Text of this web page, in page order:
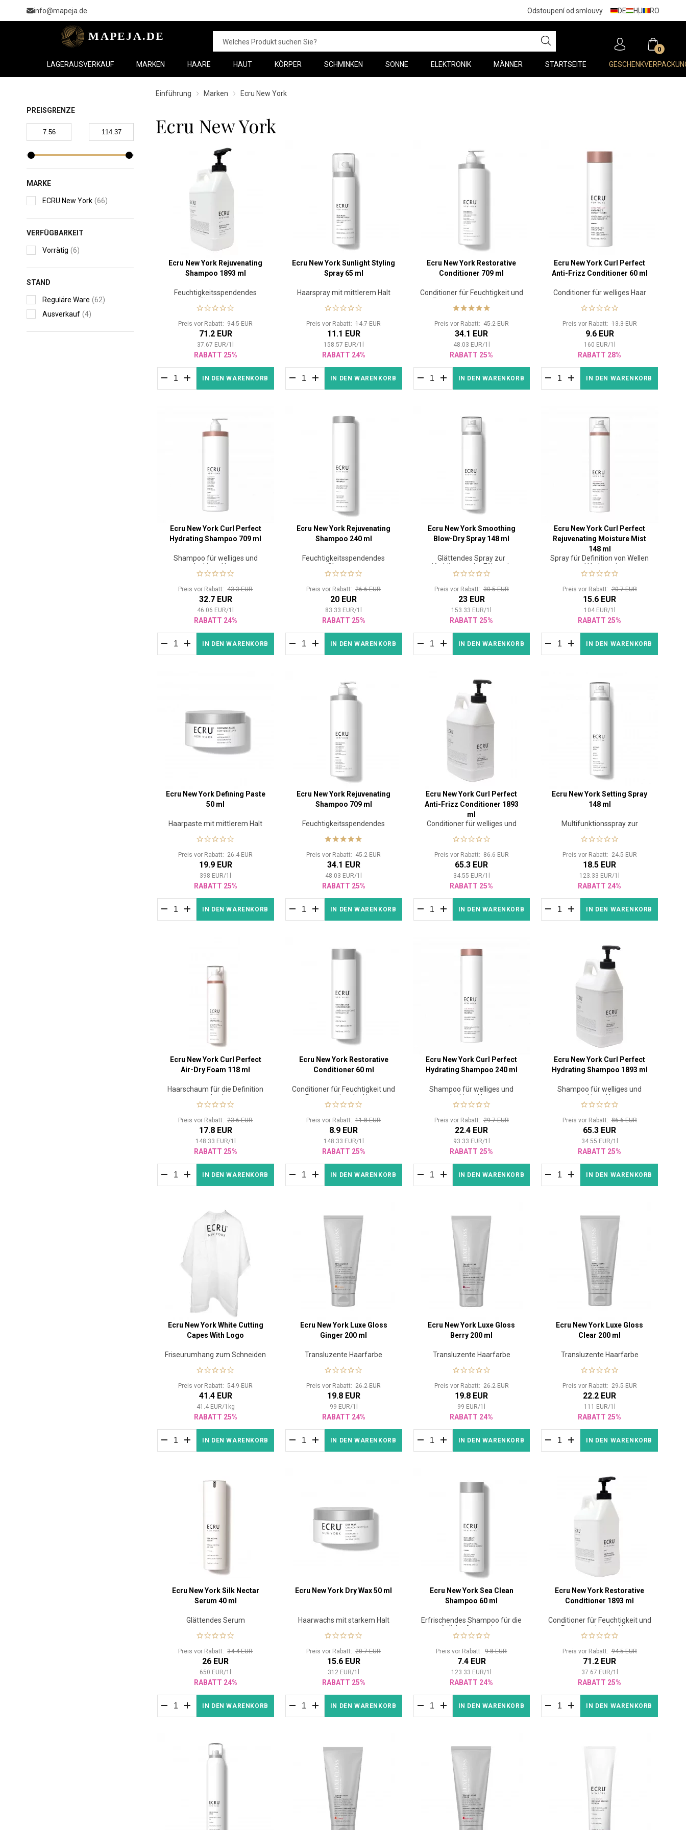
info@mapeja.de Odstoupení od smlouvy DE HU RO
0
LAGERAUSVERKAUF MARKEN HAARE HAUT KÖRPER SCHMINKEN SONNE ELEKTRONIK MÄNNER STARTSEITE
PREISGRENZE
MARKE
ECRU New York (66)
VERFÜGBARKEIT
Vorrätig (6)
STAND
Reguläre Ware (62)
Ausverkauf (4)
Einführung Marken Ecru New York
Ecru New York
Ecru New York Rejuvenating
Shampoo 1893 ml
Feuchtigkeitsspendendes
Shampoo
Preis vor Rabatt:94.5 EUR
71.2 EUR
37.67 EUR/1
RABATT 25%
IN DEN WARENKORB
Ecru New York Sunlight Styling
Spray 65 ml
Haarspray mit mittlerem Halt
Preis vor Rabatt:14.7 EUR
11.1 EUR
158.57 EUR/1
RABATT 24%
IN DEN WARENKORB
Ecru New York Restorative
Conditioner 709 ml
Conditioner für Feuchtigkeit und
Regeneration der Haare
Preis vor Rabatt: 45.2 EUR
34.1 EUR
48.03 EUR/1
RABATT 25%
IN DEN WARENKORB
Ecru New York Curl Perfect
Anti-Frizz Conditioner 60 ml
Conditioner für welliges Haar
Preis vor Rabatt:13.3 EUR
9.6 EUR
160 EUR/1
RABATT 28%
IN DEN WARENKORB
Ecru New York Curl Perfect
Hydrating Shampoo 709 ml
Shampoo für welliges und
lockiges Haar
Preis vor Rabatt:43.3 EUR
32.7 EUR
46.06 EUR/1
RABATT 24%
IN DEN WARENKORB
Ecru New York Rejuvenating
Shampoo 240 ml
Feuchtigkeitsspendendes
Shampoo
Preis vor Rabatt:26.6 EUR
20 EUR
83.33 EUR/1
RABATT 25%
IN DEN WARENKORB
Ecru New York Smoothing
Blow-Dry Spray 148 ml
Glättendes Spray zur
Verkürzung der Föhnzeit
Preis vor Rabatt: 30.5 EUR
23 EUR
153.33 EUR/1
RABATT 25%
IN DEN WARENKORB
Ecru New York Curl Perfect
Rejuvenating Moisture Mist
148 ml
Spray für Definition von Wellen
und Hydratation
Preis vor Rabatt:20.7 EUR
15.6 EUR
104 EUR/1
RABATT 25%
IN DEN WARENKORB
Ecru New York Defining Paste
50 ml
Haarpaste mit mittlerem Halt
Preis vor Rabatt:26.4 EUR
19.9 EUR
398 EUR/1
RABATT 25%
IN DEN WARENKORB
Ecru New York Rejuvenating
Shampoo 709 ml
Feuchtigkeitsspendendes
Shampoo
Preis vor Rabatt:45.2 EUR
34.1 EUR
48.03 EUR/1
RABATT 25%
IN DEN WARENKORB
Ecru New York Curl Perfect
Anti-Frizz Conditioner 1893
ml
Conditioner für welliges und
lockiges Haar
Preis vor Rabatt: 86.6 EUR
65.3 EUR
34.55 EUR/1
RABATT 25%
IN DEN WARENKORB
Ecru New York Setting Spray
148 ml
Multifunktionsspray zur
Fixierung
Preis vor Rabatt:24.5 EUR
18.5 EUR
123.33 EUR/1
RABATT 24%
IN DEN WARENKORB
Ecru New York Curl Perfect
Air-Dry Foam 118 ml
Haarschaum für die Definition
von Locken
Preis vor Rabatt:23.6 EUR
17.8 EUR
148.33 EUR/1
RABATT 25%
IN DEN WARENKORB
Ecru New York Restorative
Conditioner 60 ml
Conditioner für Feuchtigkeit und
Regeneration der Haare
Preis vor Rabatt:11.8 EUR
8.9 EUR
148.33 EUR/1
RABATT 25%
IN DEN WARENKORB
Ecru New York Curl Perfect
Hydrating Shampoo 240 ml
Shampoo für welliges und
lockiges Haar
Preis vor Rabatt: 29.7 EUR
22.4 EUR
93.33 EUR/1
RABATT 25%
IN DEN WARENKORB
Ecru New York Curl Perfect
Hydrating Shampoo 1893 ml
Shampoo für welliges und
lockiges Haar
Preis vor Rabatt:86.6 EUR
65.3 EUR
34.55 EUR/1
RABATT 25%
IN DEN WARENKORB
Ecru New York White Cutting
Capes With Logo
Friseurumhang zum Schneiden
Preis vor Rabatt:54.9 EUR
41.4 EUR
41.4 EUR/1 kg
RABATT 25%
IN DEN WARENKORB
Ecru New York Luxe Gloss
Ginger 200 ml
Transluzente Haarfarbe
Preis vor Rabatt:26.2 EUR
19.8 EUR
99 EUR/1
RABATT 24%
IN DEN WARENKORB
Ecru New York Luxe Gloss
Berry 200 ml
Transluzente Haarfarbe
Preis vor Rabatt: 26.2 EUR
19.8 EUR
99 EUR/1
RABATT 24%
IN DEN WARENKORB
Ecru New York Luxe Gloss
Clear 200 ml
Transluzente Haarfarbe
Preis vor Rabatt:29.5 EUR
22.2 EUR
111 EUR/1
RABATT 25%
IN DEN WARENKORB
Ecru New York Silk Nectar
Serum 40 ml
Glättendes Serum
Preis vor Rabatt:34.4 EUR
26 EUR
650 EUR/1
RABATT 24%
IN DEN WARENKORB
Ecru New York Dry Wax 50 ml
Haarwachs mit starkem Halt
Preis vor Rabatt:20.7 EUR
15.6 EUR
312 EUR/1
RABATT 25%
IN DEN WARENKORB
Ecru New York Sea Clean
Shampoo 60 ml
Erfrischendes Shampoo für die
tägliche Anwendung
Preis vor Rabatt:9.8 EUR
7.4 EUR
123.33 EUR/1
RABATT 24%
IN DEN WARENKORB
Ecru New York Restorative
Conditioner 1893 ml
Conditioner für Feuchtigkeit und
Regeneration der Haare
Preis vor Rabatt:94.5 EUR
71.2 EUR
37.67 EUR/1
RABATT 25%
IN DEN WARENKORB